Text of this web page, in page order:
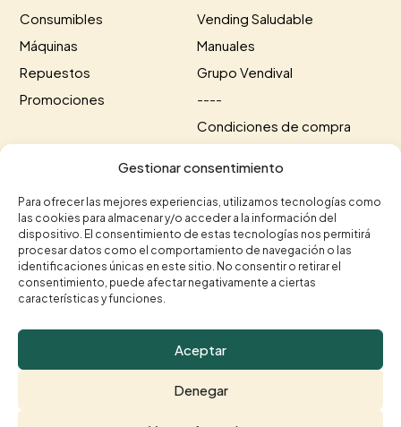
Gestionar consentimiento
Para ofrecer las mejores experiencias, utilizamos tecnologías como
las cookies para almacenar y/o acceder a la información del
dispositivo. El consentimiento de estas tecnologías nos permitirá
procesar datos como el comportamiento de navegación o las
identificaciones únicas en este sitio. No consentir o retirar el
consentimiento, puede afectar negativamente a ciertas
características y funciones.
Aceptar
Denegar
Consumibles
Máquinas
Repuestos
Promociones
Vending Saludable
Manuales
Grupo Vendival
----
Condiciones de compra
Contacto
 +34 963 75 20 40 +34 615 35 50 96
 contacto@vendival.com
Valencia